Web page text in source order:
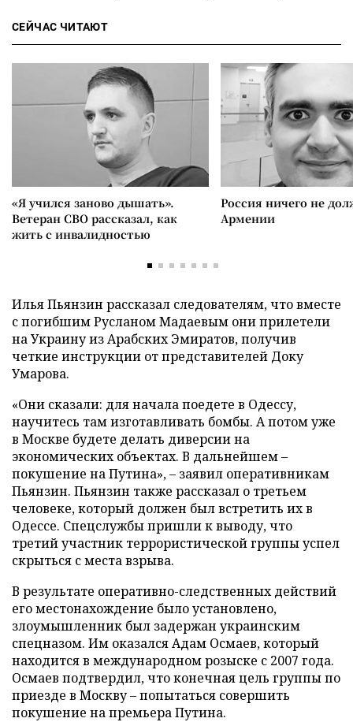
СЕЙЧАС ЧИТАЮТ
«Я учился заново дышать».
Ветеран СВО рассказал, как
жить с инвалидностью
Россия ничего не
Армении
Илья Пьянзин рассказал следователям, что вместе
с погибшим Русланом Мадаевым они прилетели
на Украину из Арабских Эмиратов, получив
четкие инструкции от представителей Доку
Умарова.
«Они сказали: для начала поедете в Одессу,
научитесь там изготавливать бомбы. А потом уже
в Москве будете делать диверсии на
экономических объектах. В дальнейшем –
покушение на Путина», – заявил оперативникам
Пьянзин. Пьянзин также рассказал о третьем
человеке, который должен был встретить их в
Одессе. Спецслужбы пришли к выводу, что
третий участник террористической группы успел
скрыться с места взрыва.
В результате оперативно-следственных действий
его местонахождение было установлено,
злоумышленник был задержан украинским
спецназом. Им оказался Адам Осмаев, который
находится в международном розыске с 2007 года.
Осмаев подтвердил, что конечная цель группы по
приезде в Москву – попытаться совершить
покушение на премьера Путина.